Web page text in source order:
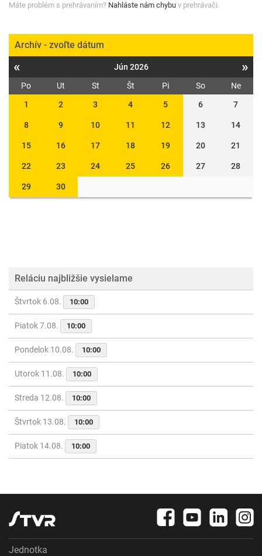
Máte problém s prehrávaním? Nahláste nám chybu v prehrávači.
Archív - zvoľte dátum
« Jún 2026 »
Po Ut St Št Pi So
Ne
1
2 3 4 5 6 7
8 9 10 11 12 13 14
15 16 17 18 19 20 21
22 23 24 25 26 27 28
29 30
Reláciu najbližšie vysielame
Štvrtok 6.08. 10:00
Piatok 7.08. 10:00
Pondelok 10.08. 10:00
Utorok 11.08. 10:00
Streda 12.08. 10:00
Štvrtok 13.08. 10:00
Piatok 14.08. 10:00
Jednotka